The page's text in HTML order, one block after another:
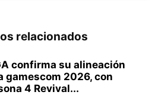
relacionados
confirma su alineación
gamescom 2026, con
4 Revival...